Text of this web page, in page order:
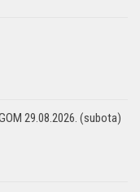
29.08.2026. (subota)